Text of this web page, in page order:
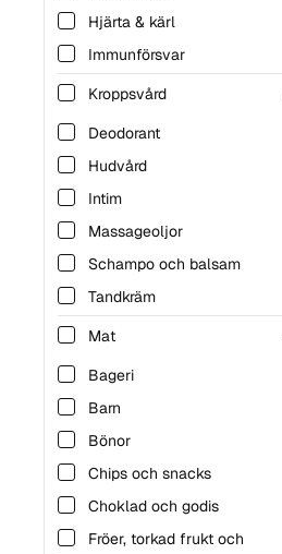
Hjärta & kärl
Immunförsvar
Leder & muskler
Kroppsvård
Deodorant
Hudvård
Intim
Massageoljor
Schampo och balsam
Tandkräm
Tvål och duschcreme
Mat
Bageri
Barn
Bönor
Chips och snacks
Choklad och godis
Fröer, torkad frukt och